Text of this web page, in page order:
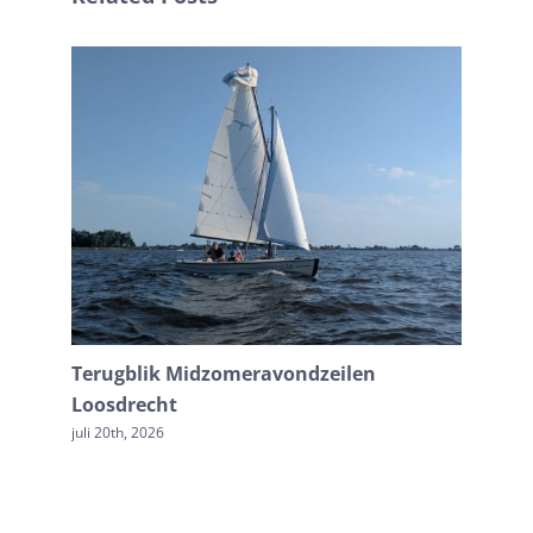
Terugblik Midzomeravondzeilen
Loosdrecht
juli 20th, 2026